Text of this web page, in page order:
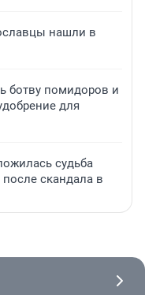
нашли в
ботву помидоров и
для
судьба
скандала в